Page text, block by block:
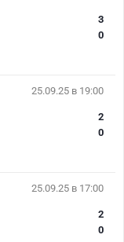
3
0
25.09.25 в 19:00
2
0
25.09.25 в 17:00
2
0